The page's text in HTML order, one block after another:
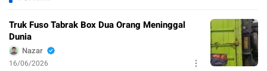
Truk Fuso Tabrak Box Dua Orang Meninggal
Dunia
Nazar
16/06/2026